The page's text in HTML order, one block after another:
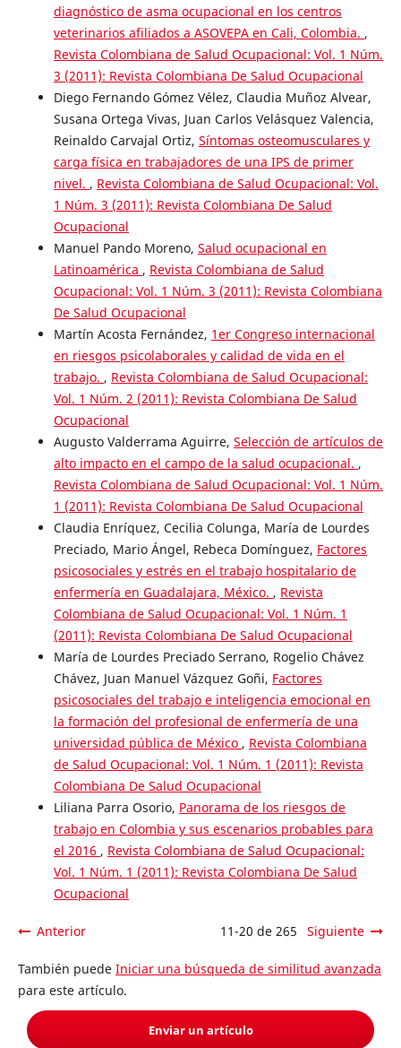
diagnóstico de asma ocupacional en los centros
veterinarios afiliados a ASOVEPA en Cali, Colombia. ,
Revista Colombiana de Salud Ocupacional: Vol. 1 Núm.
3 (2011): Revista Colombiana De Salud Ocupacional
Diego Fernando Gómez Vélez, Claudia Muñoz Alvear,
Susana Ortega Vivas, Juan Carlos Velásquez Valencia,
Reinaldo Carvajal Ortiz, Síntomas osteomusculares y
carga física en trabajadores de una IPS de primer
nivel. , Revista Colombiana de Salud Ocupacional: Vol.
1 Núm. 3 (2011): Revista Colombiana De Salud
Ocupacional
Manuel Pando Moreno, Salud ocupacional en
Latinoamérica , Revista Colombiana de Salud
Ocupacional: Vol. 1 Núm. 3 (2011): Revista Colombiana
De Salud Ocupacional
Martín Acosta Fernández, 1er Congreso internacional
en riesgos psicolaborales y calidad de vida en el
trabajo. , Revista Colombiana de Salud Ocupacional:
Vol. 1 Núm. 2 (2011): Revista Colombiana De Salud
Ocupacional
Augusto Valderrama Aguirre, Selección de artículos de
alto impacto en el campo de la salud ocupacional. ,
Revista Colombiana de Salud Ocupacional: Vol. 1 Núm.
1 (2011): Revista Colombiana De Salud Ocupacional
Claudia Enríquez, Cecilia Colunga, María de Lourdes
Preciado, Mario Ángel, Rebeca Domínguez, Factores
psicosociales y estrés en el trabajo hospitalario de
enfermería en Guadalajara, México. , Revista
Colombiana de Salud Ocupacional: Vol. 1 Núm. 1
(2011): Revista Colombiana De Salud Ocupacional
María de Lourdes Preciado Serrano, Rogelio Chávez
Chávez, Juan Manuel Vázquez Goñi, Factores
psicosociales del trabajo e inteligencia emocional en
la formación del profesional de enfermería de una
universidad pública de México , Revista Colombiana
de Salud Ocupacional: Vol. 1 Núm. 1 (2011): Revista
Colombiana De Salud Ocupacional
Liliana Parra Osorio, Panorama de los riesgos de
trabajo en Colombia y sus escenarios probables para
el 2016 , Revista Colombiana de Salud Ocupacional:
Vol. 1 Núm. 1 (2011): Revista Colombiana De Salud
Ocupacional
Anterior 11-20 de 265 Siguiente
También puede Iniciar una búsqueda de similitud avanzada
para este artículo.
Enviar un artículo